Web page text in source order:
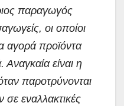
παραγωγός
οι οποίοι
αγορά προϊόντα
είναι η
παροτρύνονται
σε εναλλακτικές